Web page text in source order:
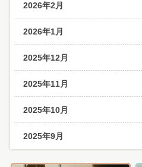
2026年2月
2026年1月
2025年12月
2025年11月
2025年10月
2025年9月